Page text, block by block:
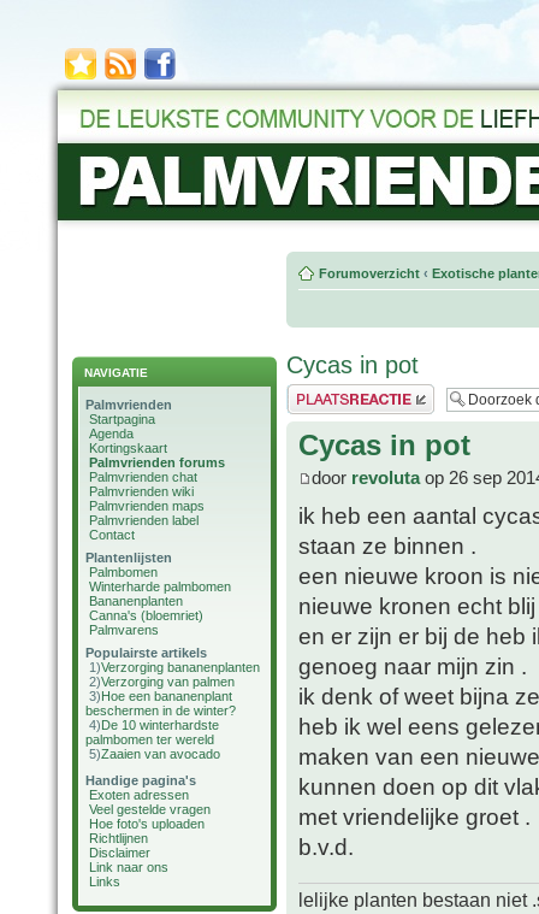
NAVIGATIE
Palmvrienden
Startpagina
Agenda
Kortingskaart
Palmvrienden forums
Palmvrienden chat
Palmvrienden wiki
Palmvrienden maps
Palmvrienden label
Contact
Plantenlijsten
Palmbomen
Winterharde palmbomen
Bananenplanten
Canna's (bloemriet)
Palmvarens
Populairste artikels
1)Verzorging bananenplanten
2)Verzorging van palmen
3)Hoe een bananenplant
beschermen in de winter?
4)De 10 winterhardste
palmbomen ter wereld
5)Zaaien van avocado
Handige pagina's
Exoten adressen
Veel gestelde vragen
Hoe foto's uploaden
Richtlijnen
Disclaimer
Link naar ons
Links
Forumoverzicht ‹ Exotische
Cycas in pot
Plaats een reactie
Cycas in pot
door revolutaop 26 sep
ik heb een aantal
staan ze binnen .
een nieuwe kroon is
nieuwe kronen echt
en er zijn er bij de heb
genoeg naar mijn zin .
ik denk of weet bijna
heb ik wel eens
maken van een
kunnen doen op dit
met vriendelijke groet .
b.v.d.
lelijke planten bestaan niet